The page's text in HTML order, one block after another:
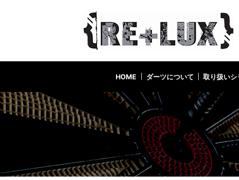
HOME ダーツについて 取り扱いシ